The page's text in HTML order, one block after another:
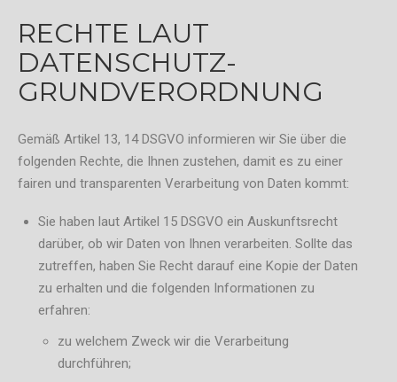
RECHTE LAUT
DATENSCHUTZ-
GRUNDVERORDNUNG
Gemäß Artikel 13, 14 DSGVO informieren wir Sie über die
folgenden Rechte, die Ihnen zustehen, damit es zu einer
fairen und transparenten Verarbeitung von Daten kommt:
Sie haben laut Artikel 15 DSGVO ein Auskunftsrecht
darüber, ob wir Daten von Ihnen verarbeiten. Sollte das
zutreffen, haben Sie Recht darauf eine Kopie der Daten
zu erhalten und die folgenden Informationen zu
erfahren:
zu welchem Zweck wir die Verarbeitung
durchführen;